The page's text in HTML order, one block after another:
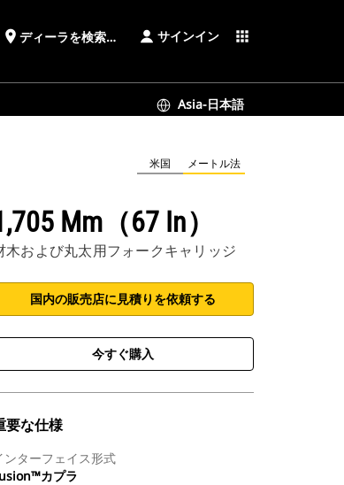
place ディーラを検索する サインイン apps
Asia-日本語
米国 メートル法
Mm（67 In）
木および丸太用フォークキャリッジ
国内の販売店に見積りを依頼する
今すぐ購入
要な仕様
ンターフェイス形式
カプラ